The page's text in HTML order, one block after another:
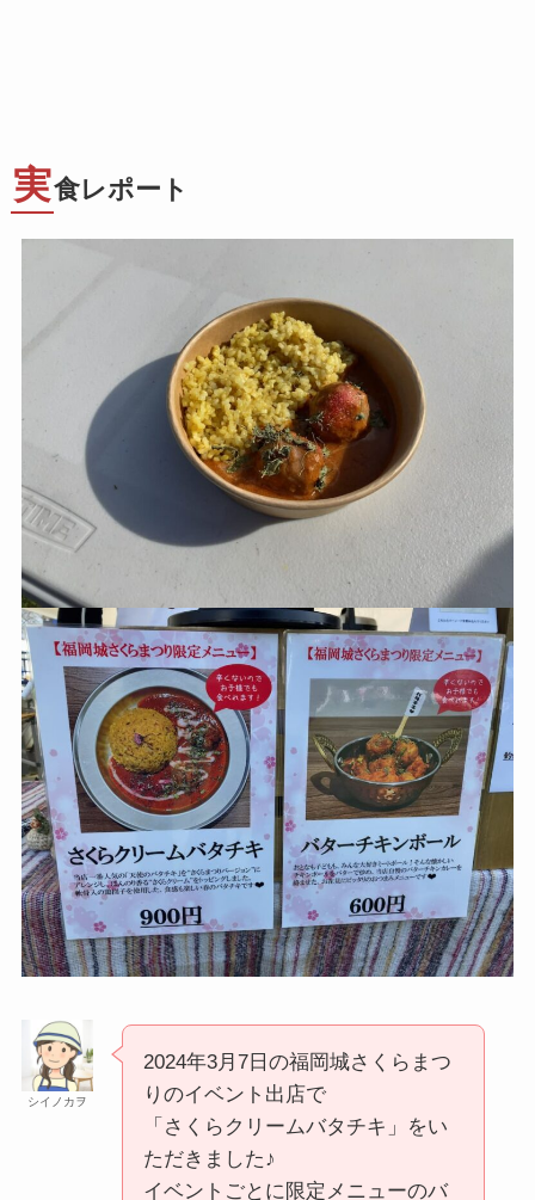
実食レポート
シイノカヲ
2024年3月7日の福岡城さくらまつ
りのイベント出店で
「さくらクリームバタチキ」をい
ただきました♪
イベントごとに限定メニューのバ